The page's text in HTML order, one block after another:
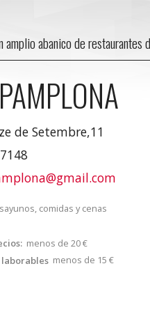
amplio abanico de
de Setembre,11
comidas y cenas
menos de 20 €
menos de 15 €